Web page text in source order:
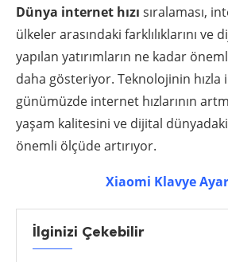
Dünya internet hızı sıralaması,
ülkeler arasındaki farklılıklarını ve
yapılan yatırımların ne kadar
daha gösteriyor. Teknolojinin hızla
günümüzde internet hızlarının
yaşam kalitesini ve dijital
önemli ölçüde artırıyor.
Xiaomi Klavye
İlginizi Çekebilir